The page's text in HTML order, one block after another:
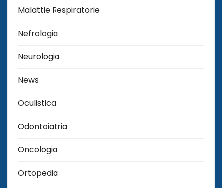
Malattie Respiratorie
Nefrologia
Neurologia
News
Oculistica
Odontoiatria
Oncologia
Ortopedia